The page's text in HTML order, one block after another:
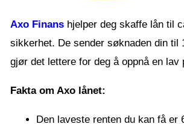
Axo Finans hjelper deg skaffe lån til
sikkerhet. De sender søknaden din til
gjør det lettere for deg å oppnå en lav
Fakta om Axo lånet:
Den laveste renten du kan få er